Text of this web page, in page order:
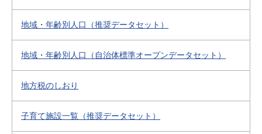
地域・年齢別人口（推奨データセット）
地域・年齢別人口（自治体標準オープンデータセット）
地方税のしおり
子育て施設一覧（推奨データセット）